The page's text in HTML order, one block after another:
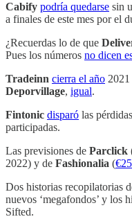
Cabify podría quedarse sin
a finales de este mes por el
¿Recuerdas lo de que
Pues los números no dicen
Tradeinn cierra el año
Deporvillage, igual.
Fintonic disparó las
participadas.
Las previsiones de Parclick
2022) y de Fashionalia (
Dos historias recopilatorias
nuevos ‘megafondos’ y los
Sifted.